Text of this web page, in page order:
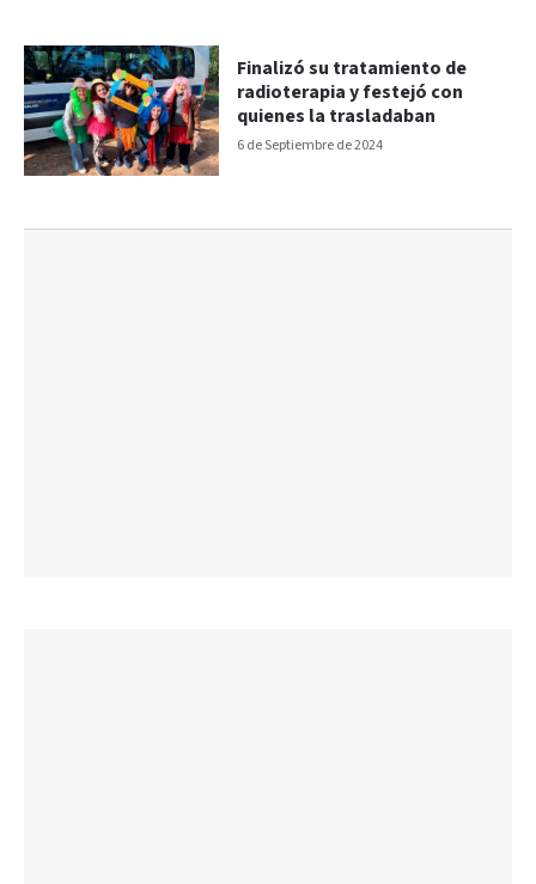
6 de Septiembre de 2024
Finalizó su tratamiento de
radioterapia y festejó con
quienes la trasladaban